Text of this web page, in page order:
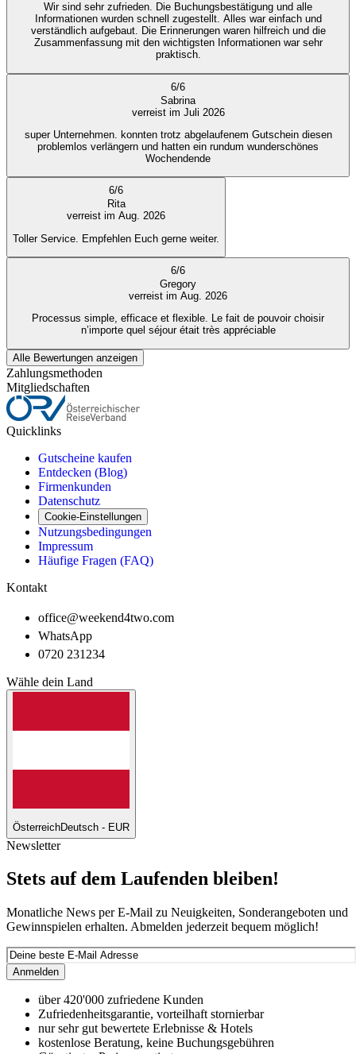
Wir sind sehr zufrieden. Die Buchungsbestätigung und alle
Informationen wurden schnell zugestellt. Alles war einfach und
verständlich aufgebaut. Die Erinnerungen waren hilfreich und die
Zusammenfassung mit den wichtigsten Informationen war sehr
praktisch.
6/6
Sabrina
verreist im Juli 2026
super Unternehmen. konnten trotz abgelaufenem Gutschein diesen
problemlos verlängern und hatten ein rundum wunderschönes
Wochendende
6/6
Rita
verreist im Aug. 2026
Toller Service. Empfehlen Euch gerne weiter.
6/6
Gregory
verreist im Aug. 2026
Processus simple, efficace et flexible. Le fait de pouvoir choisir
n’importe quel séjour était très appréciable
Alle Bewertungen anzeigen
Zahlungsmethoden
Mitgliedschaften
Quicklinks
Gutscheine kaufen
Entdecken (Blog)
Firmenkunden
Datenschutz
Cookie-Einstellungen
Nutzungsbedingungen
Impressum
Häufige Fragen (FAQ)
Kontakt
office@weekend4two.com
WhatsApp
0720 231234
Wähle dein Land
ÖsterreichDeutsch - EUR
Newsletter
Stets auf dem Laufenden bleiben!
Monatliche News per E-Mail zu Neuigkeiten, Sonderangeboten und
Gewinnspielen erhalten. Abmelden jederzeit bequem möglich!
Anmelden
über 420'000 zufriedene Kunden
Zufriedenheitsgarantie, vorteilhaft stornierbar
nur sehr gut bewertete Erlebnisse & Hotels
kostenlose Beratung, keine Buchungsgebühren